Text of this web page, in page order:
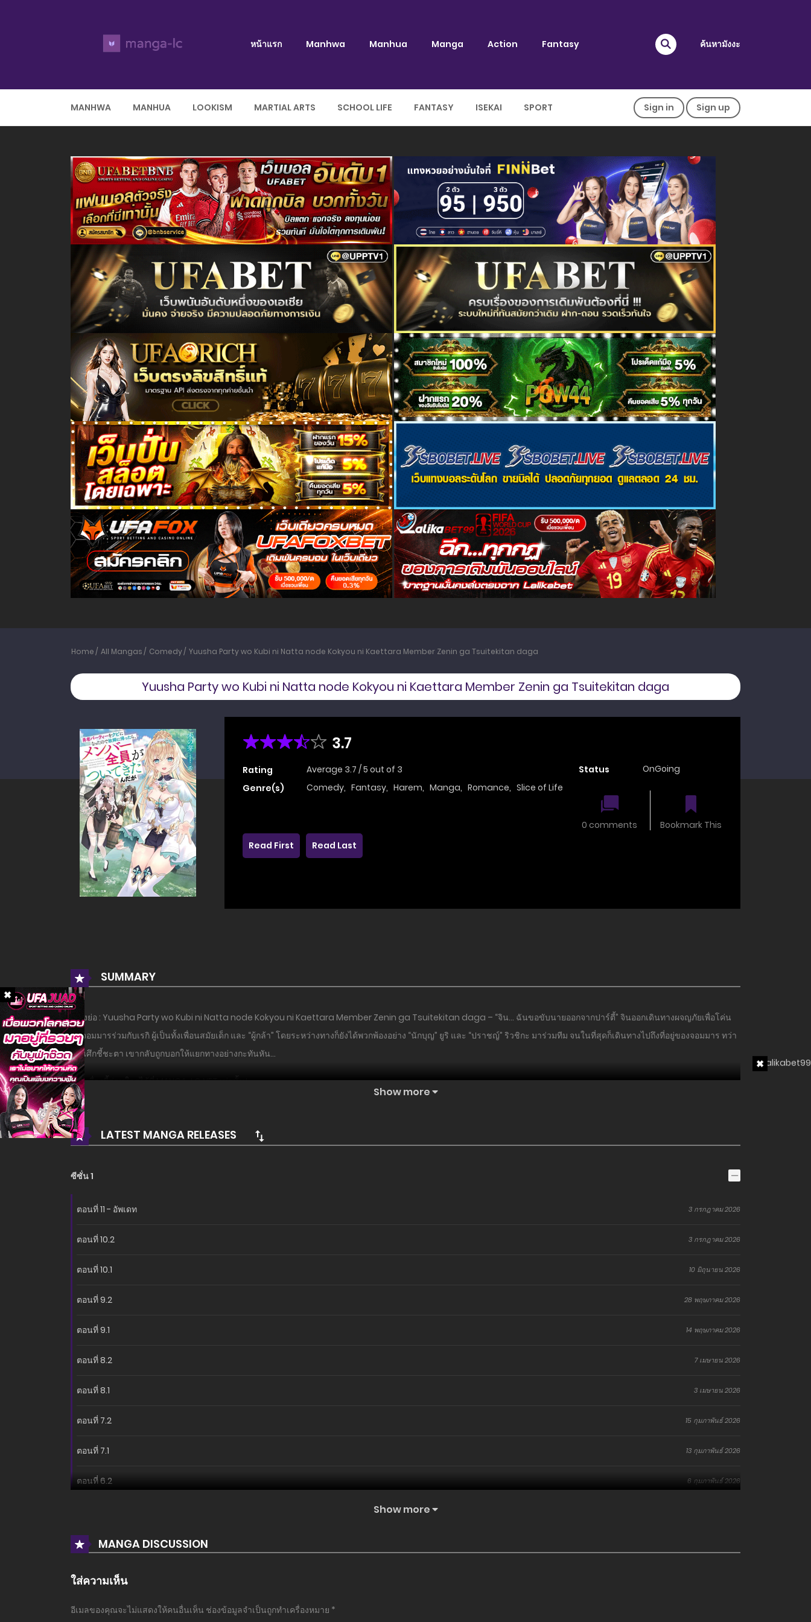
หน้าแรก Manhwa Manhua Manga Action Fantasy ค้นหามังงะ
MANHWA MANHUA LOOKISM MARTIAL ARTS SCHOOL LIFE FANTASY ISEKAI SPORT Sign in Sign up
Home All Mangas Comedy Yuusha Party wo Kubi ni Natta node Kokyou ni Kaettara Member Zenin ga Tsuitekitan daga
Yuusha Party wo Kubi ni Natta node Kokyou ni Kaettara Member Zenin ga Tsuitekitan daga
3.7
Rating Average 3.7 /5 out of 3
Genre(s)
Comedy, Fantasy, Harem, Manga, Romance, Slice of Life
Status OnGoing
0 comments
Bookmark This
Read First
Read Last
SUMMARY
เรื่องย่อ : Yuusha Party wo Kubi ni Natta node Kokyou ni Kaettara Member Zenin ga Tsuitekitan daga – “จิน… ฉันขอขับนายออกจากปาร์ตี้” จินออกเดินทางผจญภัยเพื่อโค่น
ล้มจอมมารร่วมกับเรกิ ผู้เป็นทั้งเพื่อนสมัยเด็ก และ “ผู้กล้า” โดยระหว่างทางก็ยังได้พวกพ้องอย่าง “นักบุญ” ยูริ และ “ปราชญ์” ริวชิกะ มาร่วมทีม จนในที่สุดก็เดินทางไปถึงที่อยู่ของจอมมาร ทว่า
ก่อนศึกชี้ชะตา เขากลับถูกบอกให้แยกทางอย่างกะทันหัน…
อ่านเรื่องนี้ก่อนใครได้ที่ MANGA-LC.NET เท่านั้น!
Show more
LATEST MANGA RELEASES
ซีซั่น 1
ตอนที่ 11 - อัพเดท 3 กรกฎาคม 2026
ตอนที่ 10.2 3 กรกฎาคม 2026
ตอนที่ 10.1 10 มิถุนายน 2026
ตอนที่ 9.2 28 พฤษภาคม 2026
ตอนที่ 9.1 14 พฤษภาคม 2026
ตอนที่ 8.2 7 เมษายน 2026
ตอนที่ 8.1 3 เมษายน 2026
ตอนที่ 7.2 15 กุมภาพันธ์ 2026
ตอนที่ 7.1 13 กุมภาพันธ์ 2026
ตอนที่ 6.2 6 กุมภาพันธ์ 2026
ตอนที่ 5.2
Show more
MANGA DISCUSSION
ใส่ความเห็น
อีเมลของคุณจะไม่แสดงให้คนอื่นเห็น ช่องข้อมูลจำเป็นถูกทำเครื่องหมาย *